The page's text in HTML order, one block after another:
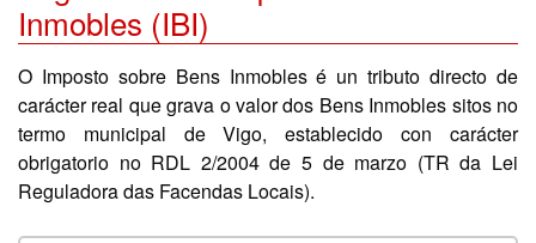
Inmobles (IBI)
O Imposto sobre Bens Inmobles é un tributo directo de
carácter real que grava o valor dos Bens Inmobles sitos no
termo municipal de Vigo, establecido con carácter
obrigatorio no RDL 2/2004 de 5 de marzo (TR da Lei
Reguladora das Facendas Locais).